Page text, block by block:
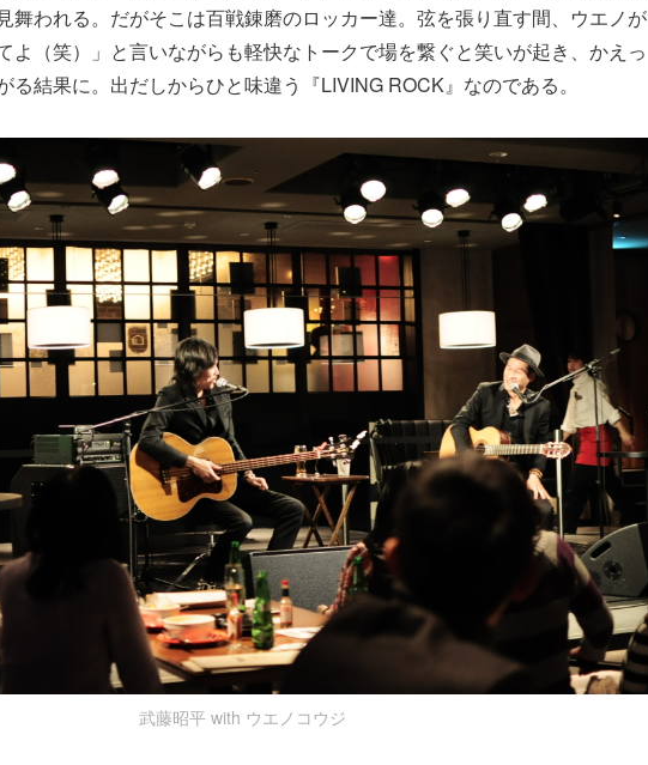
舞われる。だがそこは百戦錬磨のロッカー達。弦を張り直す間、ウエノが
よ（笑）」と言いながらも軽快なトークで場を繋ぐと笑いが起き、かえっ
る結果に。出だしからひと味違う『LIVING ROCK』なのである。
武藤昭平 with ウエノコウジ